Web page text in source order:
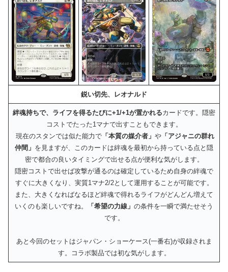
鋭い切先、レオナルド
絆魂持ちで、ライフを得るたびに+1/+1が置かれるカードです。隠密
コストでたった1マナで出すこともできます。
現在のスタンでは似た能力で 「本質の媒介者」 や 「アジャニの群れ
仲間」 を見ますが、このカードは絆魂を最初から持っている点と隠
密で都合の良いタイミングで出せる点が便利な気がします。
隠密コストで出せば攻撃が通るのは確定しているため自身の絆魂で
すぐに大きくなり、実質1マナ2/2として運用することが可能です。
また、大きくなればなるほど絆魂で得れるライフがどんどん増えて
いくのも楽しいですね。
「希望の力線」 の条件を一瞬で満たせそう
です。
あと今回のセットはジャパン・ショーケース(一番右)が収録されま
す。コラボ製品では初な気がします。